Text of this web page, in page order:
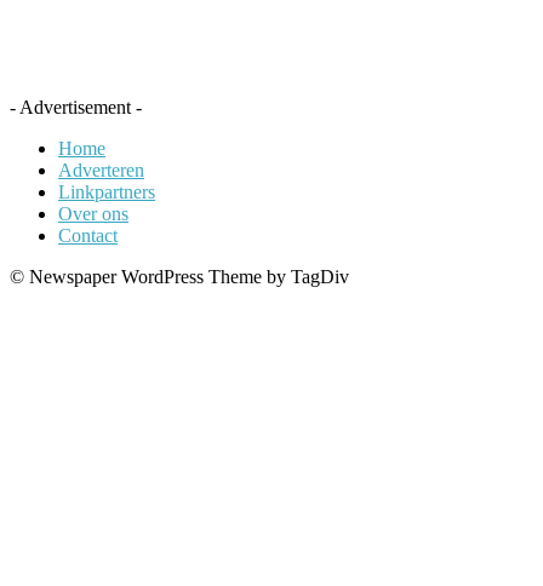
- Advertisement -
Home
Adverteren
Linkpartners
Over ons
Contact
© Newspaper WordPress Theme by TagDiv